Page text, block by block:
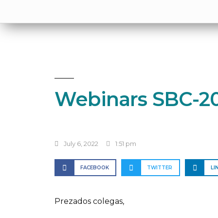
Webinars SBC-
July 6, 2022 1:51 pm
FACEBOOK TWITTER
Prezados colegas,